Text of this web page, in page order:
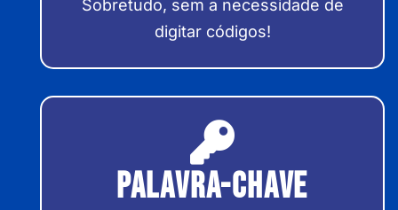
Sobretudo, sem a necessidade de
digitar códigos!
Palavra-Chave